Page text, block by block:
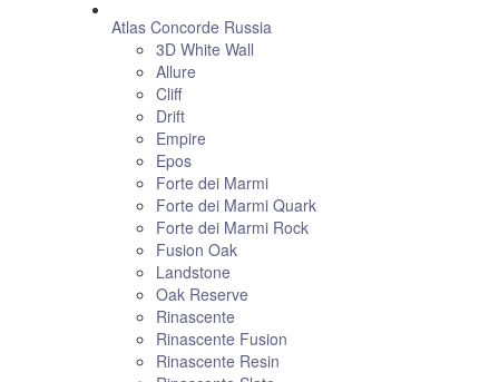
Atlas Concorde Russia
3D White Wall
Allure
Cliff
Drift
Empire
Epos
Forte dei Marmi
Forte dei Marmi Quark
Forte dei Marmi Rock
Fusion Oak
Landstone
Oak Reserve
Rinascente
Rinascente Fusion
Rinascente Resin